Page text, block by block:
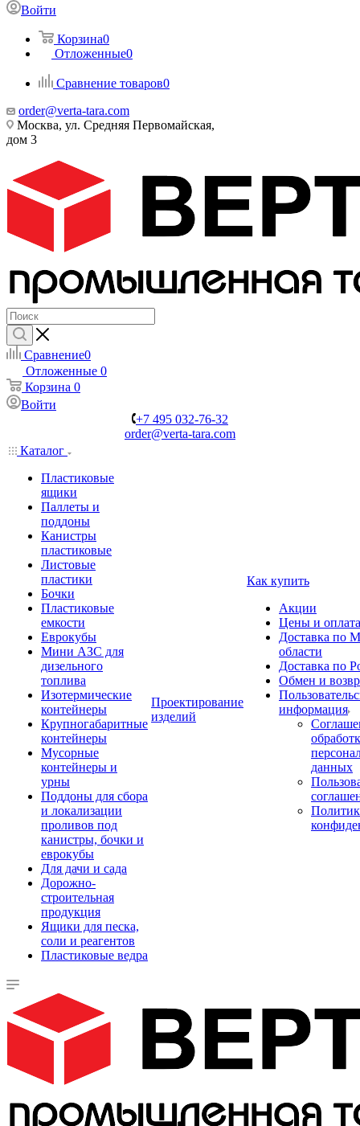
Войти
Корзина0
Отложенные0
Сравнение товаров0
order@verta-tara.com
Москва, ул. Средняя Первомайская,
дом 3
Сравнение0
Отложенные 0
Корзина 0
Войти
+7 495 032-76-32
order@verta-tara.com
Каталог
Пластиковые
ящики
Паллеты и
поддоны
Канистры
пластиковые
Листовые
пластики
Бочки
Пластиковые
емкости
Еврокубы
Мини АЗС для
дизельного
топлива
Изотермические
контейнеры
Крупногабаритные
контейнеры
Мусорные
контейнеры и
урны
Поддоны для сбора
и локализации
проливов под
канистры, бочки и
еврокубы
Для дачи и сада
Дорожно-
строительная
продукция
Ящики для песка,
соли и реагентов
Пластиковые ведра
Проектирование
изделий
Как купить
Акции
Цены и оплата
Доставка по
области
Доставка по
Обмен и
информация
данных